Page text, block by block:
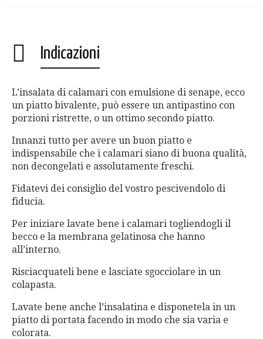
Indicazioni
L’insalata di calamari con emulsione di senape, ecco
un piatto bivalente, può essere un antipastino con
porzioni ristrette, o un ottimo secondo piatto.
Innanzi tutto per avere un buon piatto e
indispensabile che i calamari siano di buona qualità,
non decongelati e assolutamente freschi.
Fidatevi dei consiglio del vostro pescivendolo di
fiducia.
Per iniziare lavate bene i calamari togliendogli il
becco e la membrana gelatinosa che hanno
all’interno.
Risciacquateli bene e lasciate sgocciolare in un
colapasta.
Lavate bene anche l’insalatina e disponetela in un
piatto di portata facendo in modo che sia varia e
colorata.